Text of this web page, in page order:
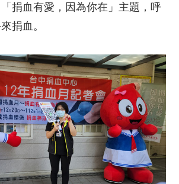
捐血有愛，因為你在」主題，呼
捐血。